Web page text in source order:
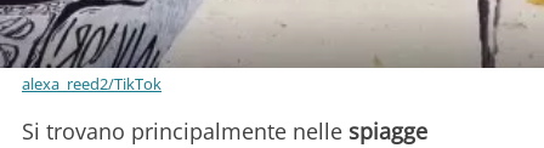
alexa_reed2/TikTok
Si trovano principalmente nelle spiagge